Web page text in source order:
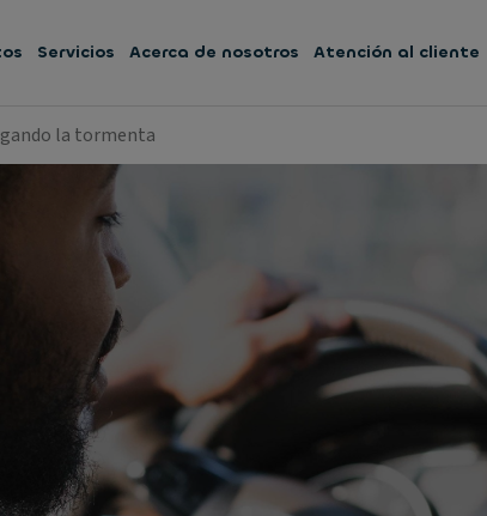
Servicios Acerca de nosotros Atención al cliente
la tormenta